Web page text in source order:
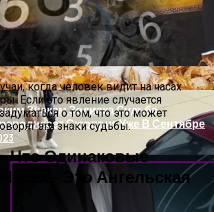
Семейства Автомобилей
Benz GLE
Знакам Зодиака Судьба
Сюрприз Уже В Сентябре
когда человек видит на часах
Если это явление случается
о том, что это может
эти знаки судьбы.
Что Одинаковые
– Это Ангельская